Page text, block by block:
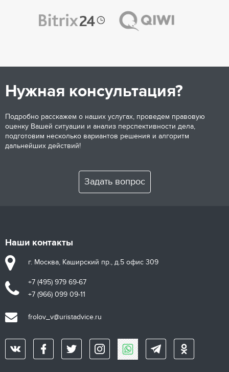
Нужная консультация?
Подробно расскажем о наших услугах, проведем правовую
оценку Вашей ситуации и анализ перспективности дела,
подготовим несколько вариантов решения и алгоритм
дальнейших действий!
Задать вопрос
Наши контакты
г. Москва, Каширский пр., д.5 офис 309
+7 (495) 979 69-67
+7 (966) 099 09-11
frolov_v@uristadvice.ru